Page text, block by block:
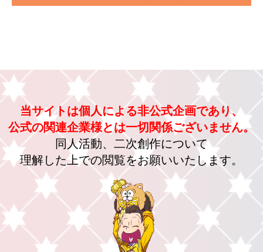
当サイトは個人による非公式企画であり、
公式の関連企業様とは一切関係ございません。
同人活動、二次創作について
理解した上での閲覧をお願いいたします。